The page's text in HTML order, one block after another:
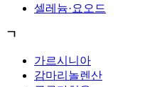
셀레늄·요오드
ㄱ
가르시니아
감마리놀렌산